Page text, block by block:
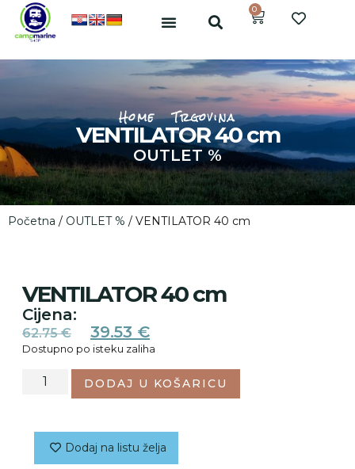
0
Home Trgovina
VENTILATOR 40 cm
OUTLET %
Početna / OUTLET % / VENTILATOR 40 cm
VENTILATOR 40 cm
Cijena:
62.75€ 39.53 €
Dostupno po isteku zaliha
DODAJ U KOŠARICU
Dodaj na listu želja